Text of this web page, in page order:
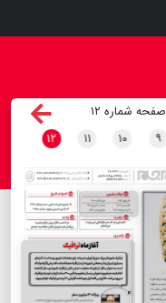
صفحه شماره ۱۲
۹ ۱۰ ۱۱ ۱۲